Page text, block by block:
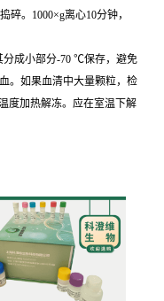
。1000×g离心10分钟，
分成小部分-70 ℃保存，避免
。如果血清中大量颗粒，检
度加热解冻。应在室温下解